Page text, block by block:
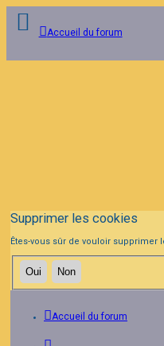
Accueil du forum
Supprimer les cookies
Êtes-vous sûr de vouloir
Accueil du forum